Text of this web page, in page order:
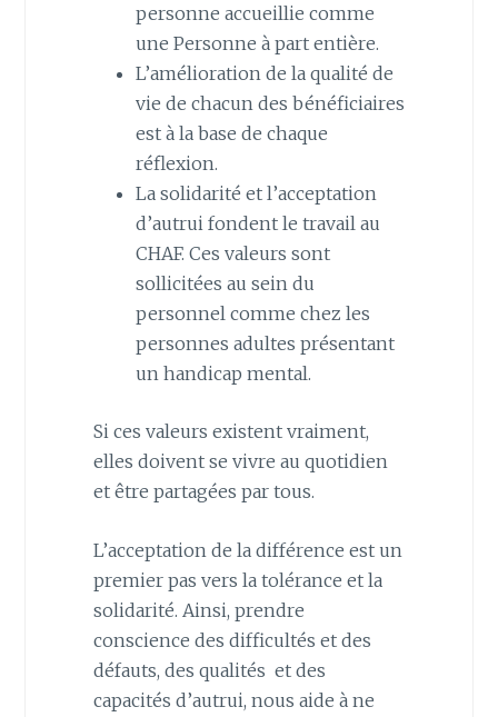
personne accueillie comme
une Personne à part entière.
L’amélioration de la qualité de
vie de chacun des bénéficiaires
est à la base de chaque
réflexion.
La solidarité et l’acceptation
d’autrui fondent le travail au
CHAF. Ces valeurs sont
sollicitées au sein du
personnel comme chez les
personnes adultes présentant
un handicap mental.
Si ces valeurs existent vraiment,
elles doivent se vivre au quotidien
et être partagées par tous.
L’acceptation de la différence est un
premier pas vers la tolérance et la
solidarité. Ainsi, prendre
conscience des difficultés et des
défauts, des qualités et des
capacités d’autrui, nous aide à ne